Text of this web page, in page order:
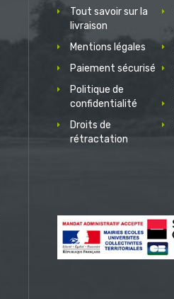
Tout savoir sur la
livraison
Mentions légales
Paiement sécurisé
Politique de
confidentialité
Droits de
rétractation